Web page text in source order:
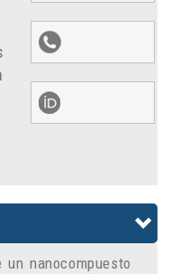
un nanocompuesto